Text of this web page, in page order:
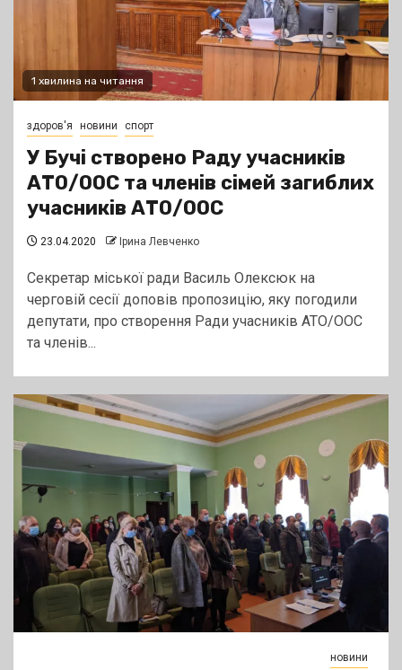
1 хвилина на читання
здоров'я новини спорт
У Бучі створено Раду учасників
АТО/ООС та членів сімей загиблих
учасників АТО/ООС
23.04.2020 Ірина Левченко
Секретар міської ради Василь Олексюк на
черговій сесії доповів пропозицію, яку погодили
депутати, про створення Ради учасників АТО/ООС
та членів...
новини